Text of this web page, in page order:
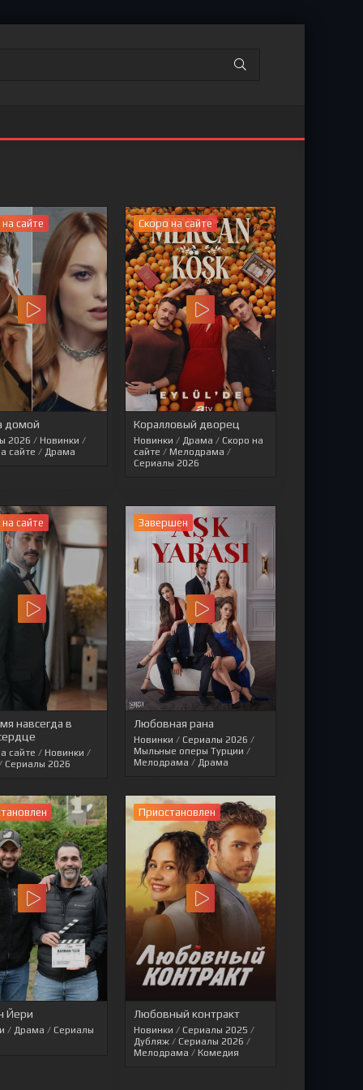
сайте
домой
2026 / Новинки /
сайте / Драма
Скоро на сайте
Коралловый дворец
Новинки / Драма / Скоро на
сайте / Мелодрама /
Сериалы 2026
сайте
навсегда в
сайте / Новинки /
Сериалы 2026
Завершен
Любовная рана
Новинки / Сериалы 2026 /
Мыльные оперы Турции /
Мелодрама / Драма
Йери
/ Драма / Сериалы
Приостановлен
Любовный контракт
Новинки / Сериалы 2025 /
Дубляж / Сериалы 2026 /
Мелодрама / Комедия